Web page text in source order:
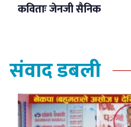
कविताः जेनजी सैनिक
संवाद डबली